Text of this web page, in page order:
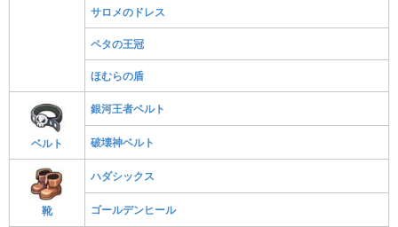
サロメのドレス
ペタの王冠
ほむらの盾
ベルト
銀河王者ベルト
破壊神ベルト
靴
ハダシックス
ゴールデンヒール